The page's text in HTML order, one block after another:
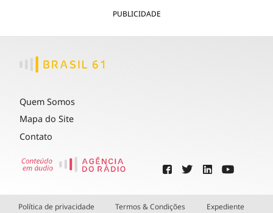
PUBLICIDADE
Quem Somos
Mapa do Site
Contato
Política de privacidade Termos & Condições Expediente